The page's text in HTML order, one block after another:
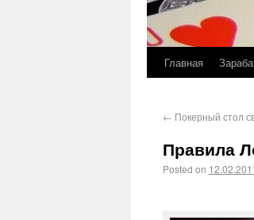
Главная
← Покерный стол
Правила
Posted on